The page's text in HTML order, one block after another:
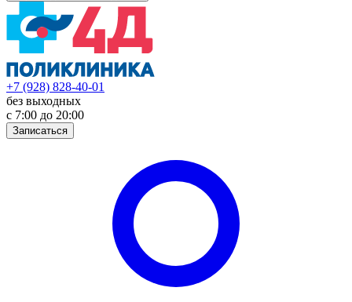
+7 (928) 828-40-01
без выходных
с 7:00 до 20:00
Записаться